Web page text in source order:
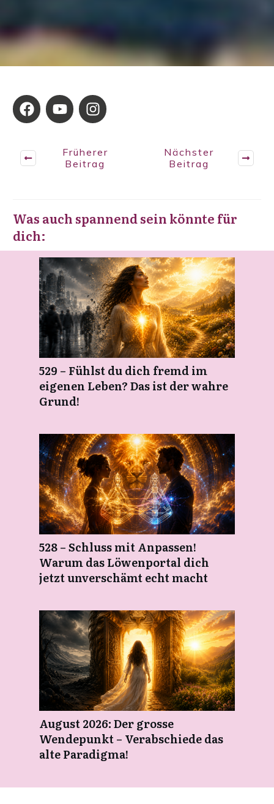
Früherer
Beitrag
Nächster
Beitrag
Was auch spannend sein könnte für
dich:
529 – Fühlst du dich fremd im
eigenen Leben? Das ist der wahre
Grund!
528 – Schluss mit Anpassen!
Warum das Löwenportal dich
jetzt unverschämt echt macht
August 2026: Der grosse
Wendepunkt – Verabschiede das
alte Paradigma!